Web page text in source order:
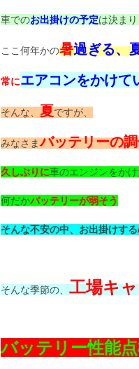
車でのお出掛けの予定は決ま
ここ何年かの暑過ぎる、
常にエアコンをかけて
そんな、 夏ですが、
みなさまバッテリーの
久しぶりに車のエンジンをか
何だかバッテリーが弱そう
そんな不安の中、お出掛けす
そんな季節の、 工場キ
バッテリー性能